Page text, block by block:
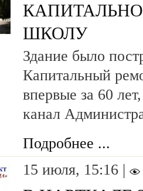
ШКОЛУ
Здание было
Капитальный
впервые за 60
канал
Подробнее ...
15 июля, 15:16 |